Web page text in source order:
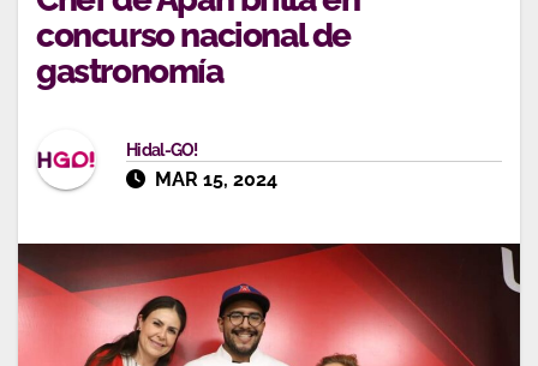
concurso nacional de
gastronomía
Hidal-GO!
MAR 15, 2024